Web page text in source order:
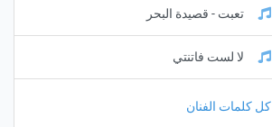
تعبت - قصيدة البحر
لا لست فاتنتي
كل كلمات الفنان